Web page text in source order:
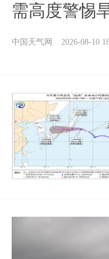
需高度警惕
中国天气网 2026-08-10